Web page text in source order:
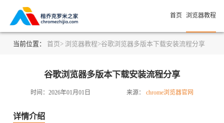
首页 浏览器教程
当前位置： 首页> 浏览器教程>谷歌浏览器多版本下载安装流程分享
谷歌浏览器多版本下载安装流程分享
时间：2026年01月01日 来源： chrome浏览器官网
详情介绍